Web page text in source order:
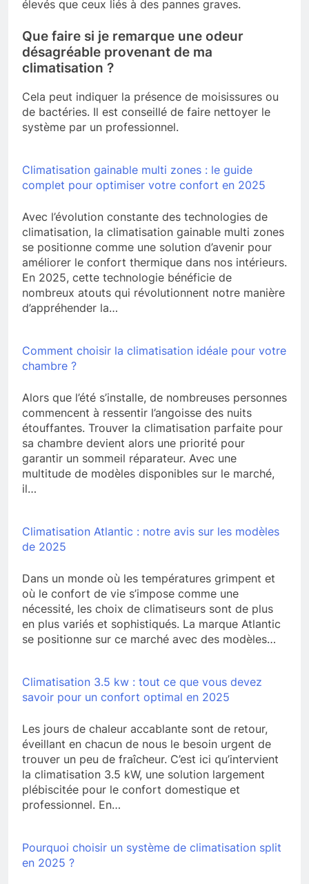
élevés que ceux liés à des pannes graves.
Que faire si je remarque une odeur
désagréable provenant de ma
climatisation ?
Cela peut indiquer la présence de moisissures ou
de bactéries. Il est conseillé de faire nettoyer le
système par un professionnel.
Climatisation gainable multi zones : le guide
complet pour optimiser votre confort en 2025
Avec l’évolution constante des technologies de
climatisation, la climatisation gainable multi zones
se positionne comme une solution d’avenir pour
améliorer le confort thermique dans nos intérieurs.
En 2025, cette technologie bénéficie de
nombreux atouts qui révolutionnent notre manière
d’appréhender la…
Comment choisir la climatisation idéale pour votre
chambre ?
Alors que l’été s’installe, de nombreuses personnes
commencent à ressentir l’angoisse des nuits
étouffantes. Trouver la climatisation parfaite pour
sa chambre devient alors une priorité pour
garantir un sommeil réparateur. Avec une
multitude de modèles disponibles sur le marché,
il…
Climatisation Atlantic : notre avis sur les modèles
de 2025
Dans un monde où les températures grimpent et
où le confort de vie s’impose comme une
nécessité, les choix de climatiseurs sont de plus
en plus variés et sophistiqués. La marque Atlantic
se positionne sur ce marché avec des modèles…
Climatisation 3.5 kw : tout ce que vous devez
savoir pour un confort optimal en 2025
Les jours de chaleur accablante sont de retour,
éveillant en chacun de nous le besoin urgent de
trouver un peu de fraîcheur. C’est ici qu’intervient
la climatisation 3.5 kW, une solution largement
plébiscitée pour le confort domestique et
professionnel. En…
Pourquoi choisir un système de climatisation split
en 2025 ?